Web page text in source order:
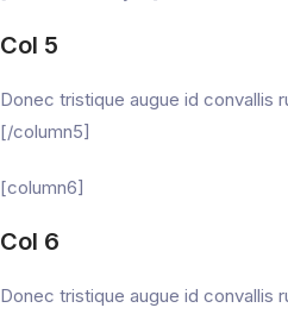
Col 5
Donec tristique augue id convallis
[/column5]
[column6]
Col 6
Donec tristique augue id convallis